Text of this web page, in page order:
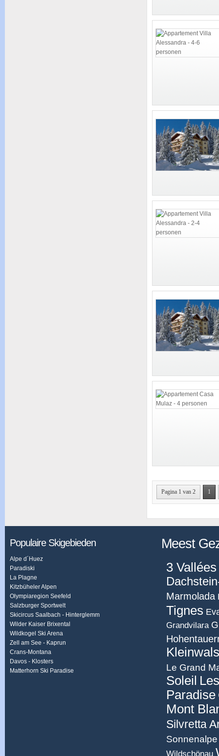
Pagina 1 van 2 1
Populaire Skigebieden
Alpe d´Huez
Paradiski
La Plagne
Kitzbüheler Alpen
Olympiaregion Seefeld
Salzburger Sportwelt
Skicircus Saalbach - Hinterglemm
Wilder Kaiser Brixental
Wildkogel Ski Arena
Zell am See - Kaprun
Crans-Montana
Davos - Klosters
Matterhorn Ski Paradise
Meest
3 Vallées
Marmolada
Tignes
Grandvilara
Le Grand
Soleil
Paradise
Mont
Silvretta
Wildschönau